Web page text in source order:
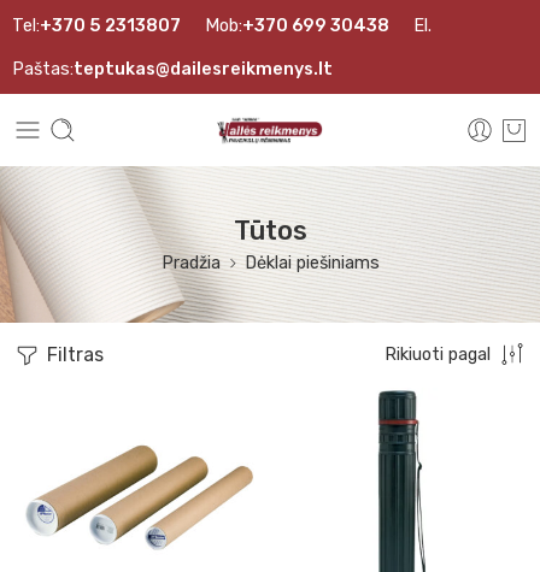
Tel:+370 5 2313807 Mob:+370 699 30438 El.
Paštas:teptukas@dailesreikmenys.lt
Tūtos
Pradžia Dėklai piešiniams
Filtras Rikiuoti pagal
10x75
15x55